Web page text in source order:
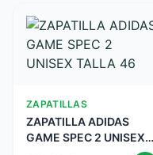
ZAPATILLAS
ZAPATILLA ADIDAS
GAME SPEC 2 UNISEX